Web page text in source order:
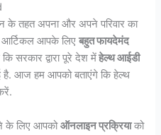
के तहत अपना और अपने परिवार का
आर्टिकल आपके लिएबहुत फायदेमंद
सरकार द्वारा पूरे देश मेंहेल्थ आईडी
है. आज हम आपको बताएंगे कि हेल्थ
के लिए आपकोऑनलाइन प्रक्रियाको